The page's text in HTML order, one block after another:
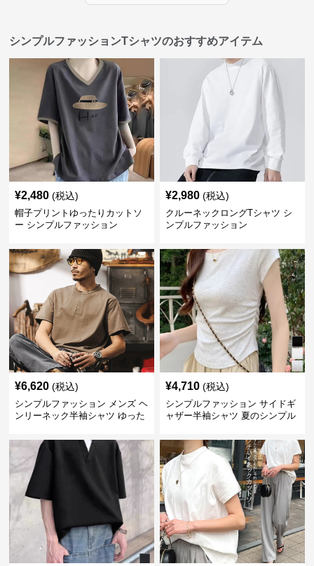
シンプルファッションTシャツのおすすめアイテム
¥2,480 (税込)
帽子プリントゆったりカットソ
ー シンプルファッション
¥2,980 (税込)
クルーネックロングTシャツ シ
ンプルファッション
¥6,620 (税込)
シンプルファッション メンズ ヘ
ンリーネック半袖シャツ ゆった
¥4,710 (税込)
シンプルファッション サイドギ
ャザー半袖シャツ 夏のシンプル